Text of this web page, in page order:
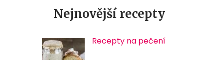
Nejnovější recepty
Recepty na pečení